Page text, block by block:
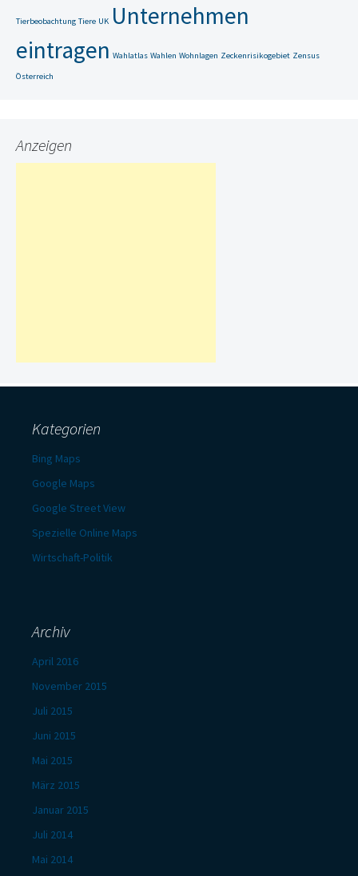
Tierbeobachtung Tiere UK Unternehmen
eintragen Wahlatlas Wahlen Wohnlagen Zeckenrisikogebiet Zensus
Österreich
Anzeigen
Kategorien
Bing Maps
Google Maps
Google Street View
Spezielle Online Maps
Wirtschaft-Politik
Archiv
April 2016
November 2015
Juli 2015
Juni 2015
Mai 2015
März 2015
Januar 2015
Juli 2014
Mai 2014